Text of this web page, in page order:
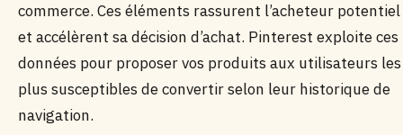
commerce. Ces éléments rassurent l’acheteur potentiel
et accélèrent sa décision d’achat. Pinterest exploite ces
données pour proposer vos produits aux utilisateurs les
plus susceptibles de convertir selon leur historique de
navigation.